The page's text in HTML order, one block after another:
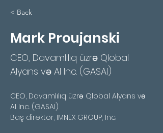
< Back
Mark Proujanski
CEO, Davamlılıq üzrə Qlobal
Alyans və AI Inc. (GASAI)
CEO, Davamlılıq üzrə Qlobal Alyans və
AI Inc. (GASAI)
Baş direktor, IMNEX GROUP, Inc.